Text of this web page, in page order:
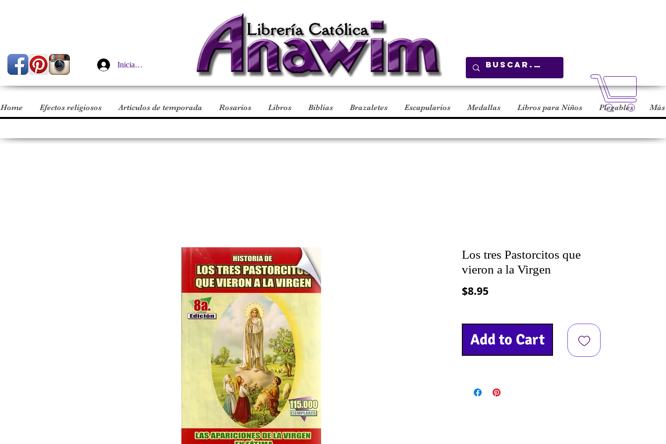
Iniciar sesión
Home Efectos religiosos Artículos de temporada Rosarios Libros Biblias Brazaletes Escapularios Medallas Libros para Niños Plegables Más
Los tres Pastorcitos que
vieron a la Virgen
$8.95
Add to Cart